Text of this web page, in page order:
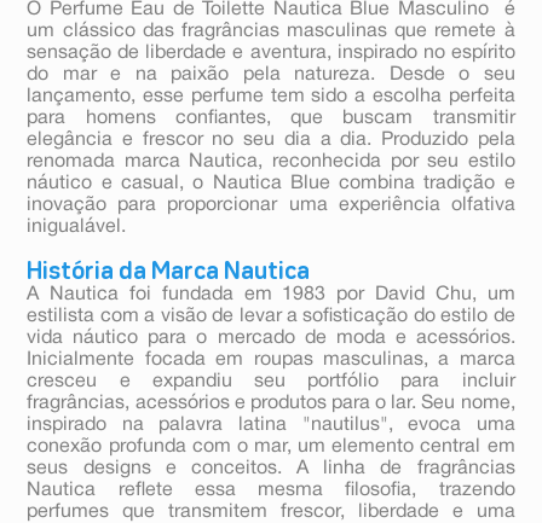
O Perfume Eau de Toilette Nautica Blue Masculino é
um clássico das fragrâncias masculinas que remete à
sensação de liberdade e aventura, inspirado no espírito
do mar e na paixão pela natureza. Desde o seu
lançamento, esse perfume tem sido a escolha perfeita
para homens confiantes, que buscam transmitir
elegância e frescor no seu dia a dia. Produzido pela
renomada marca Nautica, reconhecida por seu estilo
náutico e casual, o Nautica Blue combina tradição e
inovação para proporcionar uma experiência olfativa
inigualável.
História da Marca Nautica
A Nautica foi fundada em 1983 por David Chu, um
estilista com a visão de levar a sofisticação do estilo de
vida náutico para o mercado de moda e acessórios.
Inicialmente focada em roupas masculinas, a marca
cresceu e expandiu seu portfólio para incluir
fragrâncias, acessórios e produtos para o lar. Seu nome,
inspirado na palavra latina "nautilus", evoca uma
conexão profunda com o mar, um elemento central em
seus designs e conceitos. A linha de fragrâncias
Nautica reflete essa mesma filosofia, trazendo
perfumes que transmitem frescor, liberdade e uma